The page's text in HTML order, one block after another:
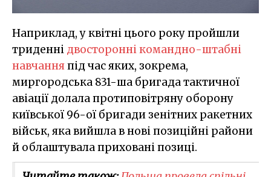
Наприклад, у квітні цього року пройшли
триденні двосторонні командно-штабні
навчанняпід час яких, зокрема,
миргородська 831-ша бригада тактичної
авіації долала протиповітряну оборону
київської 96-ої бригади зенітних ракетних
військ, яка вийшла в нові позиційні райони
й облаштувала приховані позиці.